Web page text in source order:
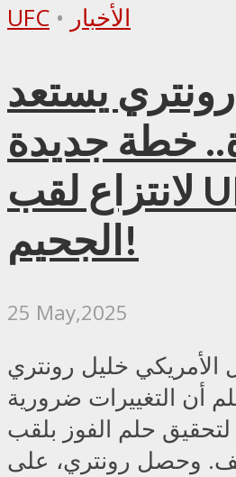
UFC • الأخبار
يستعد
خطة جديدة
لانتزاع لقب UFC من
الجحيم!
25 May,2025
الأمريكي خليل رونتري
أن التغييرات ضرورية
لتحقيق حلم الفوز بلقب UFC للوزن
وحصل رونتري، على